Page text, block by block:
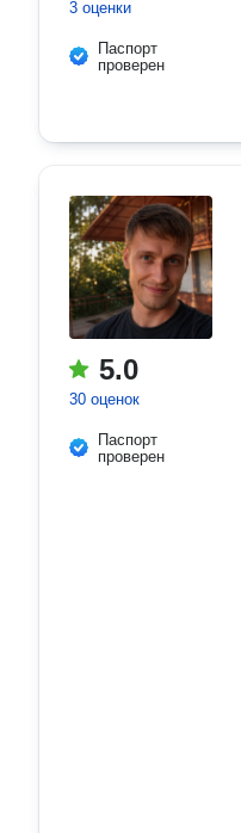
3 оценки
Паспорт
проверен
5.0
30 оценок
Паспорт
проверен